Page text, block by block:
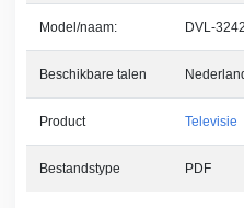
Model/naam: DVL-
Beschikbare talen
Product Televisie
Bestandstype PDF